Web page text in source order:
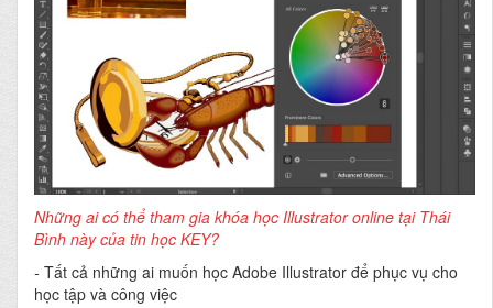
Những ai có thể tham gia khóa học Illustrator online tại Thái
Bình này của tin học KEY?
- Tất cả những ai muốn học Adobe Illustrator để phục vụ cho
học tập và công việc